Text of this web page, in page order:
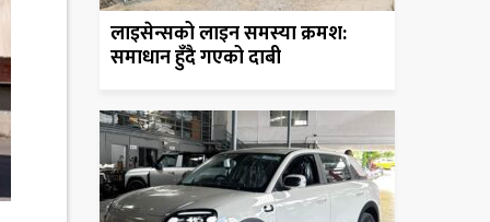
लाइसेन्सको लाइन समस्या क्रमश:
समाधान हुँदै गएको दाबी